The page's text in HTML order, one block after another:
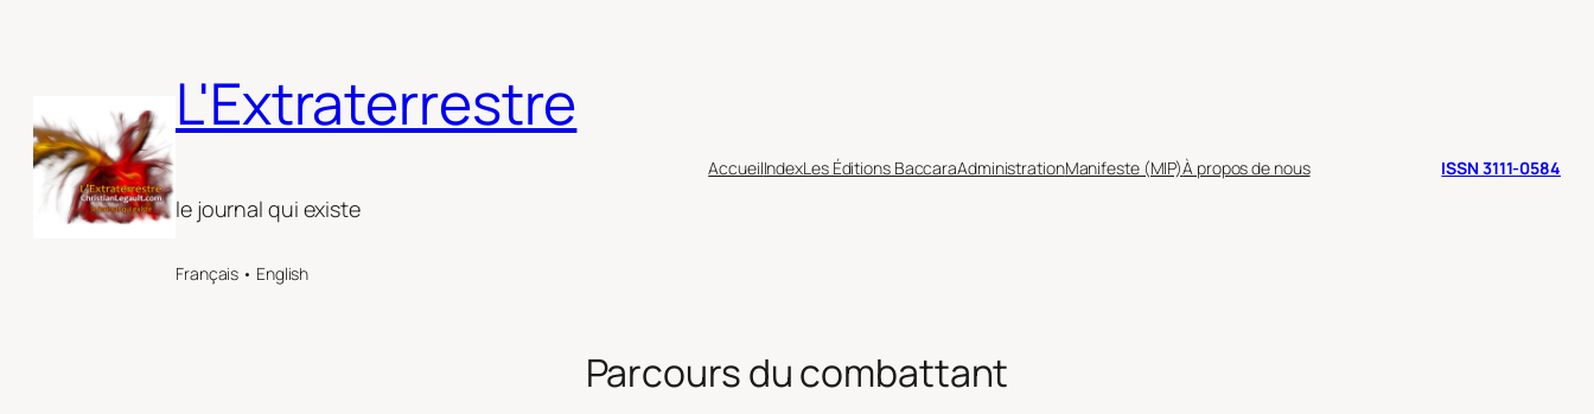
L'Extraterrestre
le journal qui existe
Français • English
AccueilIndexLes Éditions BaccaraAdministrationManifeste (MIP)À propos de nous ISSN 3111-0584
Parcours du combattant